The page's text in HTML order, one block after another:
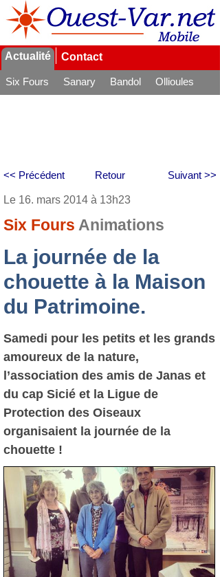
Actualité Contact
Six Fours Sanary Bandol
Ollioules
Retour
<< Précédent Suivant >>
Le 16. mars 2014 à 13h23
Six Fours Animations
La journée de la
chouette à la Maison
du Patrimoine.
Samedi pour les petits et les grands
amoureux de la nature,
l’association des amis de Janas et
du cap Sicié et la Ligue de
Protection des Oiseaux
organisaient la journée de la
chouette !